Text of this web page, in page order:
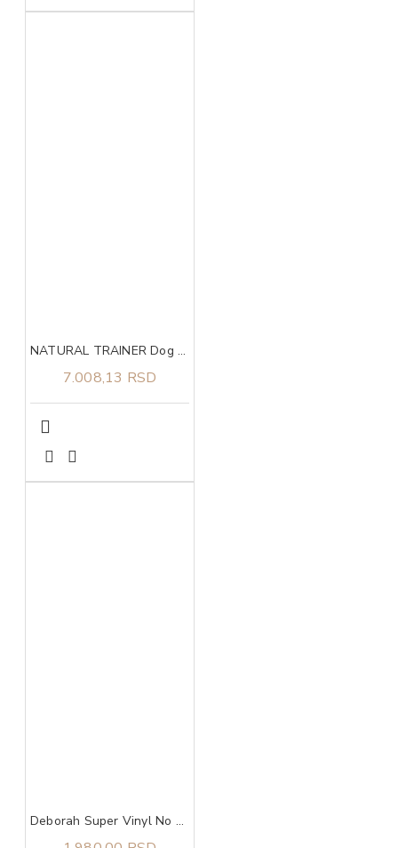
NATURAL TRAINER Dog sa svežom piletinom za štence velikih rasa 12kg
7.008,13 RSD
Deborah Super Vinyl No Transfer ruž za usne 06 Winery